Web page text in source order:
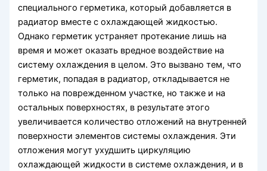
специального герметика, который добавляется в
радиатор вместе с охлаждающей жидкостью.
Однако герметик устраняет протекание лишь на
время и может оказать вредное воздействие на
систему охлаждения в целом. Это вызвано тем, что
герметик, попадая в радиатор, откладывается не
только на поврежденном участке, но также и на
остальных поверхностях, в результате этого
увеличивается количество отложений на внутренней
поверхности элементов системы охлаждения. Эти
отложения могут ухудшить циркуляцию
охлаждающей жидкости в системе охлаждения, и в